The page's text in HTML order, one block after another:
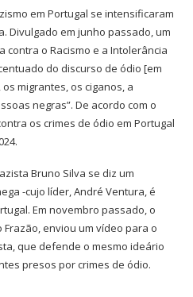
em Portugal se intensificaram
Divulgado em junho passado, um
contra o Racismo e a Intolerância
do discurso de ódio [em
migrantes, os ciganos, a
negras”. De acordo com o
os crimes de ódio em Portugal
Bruno Silva se diz um
-cujo líder, André Ventura, é
Em novembro passado, o
enviou um vídeo para o
que defende o mesmo ideário
presos por crimes de ódio.